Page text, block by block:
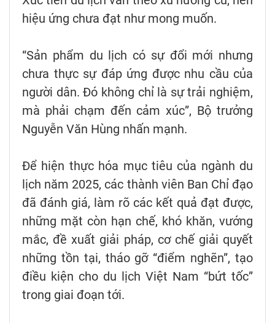
hiệu ứng chưa đạt như mong muốn.
“Sản phẩm du lịch có sự đổi mới nhưng
chưa thực sự đáp ứng được nhu cầu của
người dân. Đó không chỉ là sự trải nghiệm,
mà phải chạm đến cảm xúc”, Bộ trưởng
Nguyễn Văn Hùng nhấn mạnh.
Để hiện thực hóa mục tiêu của ngành du
lịch năm 2025, các thành viên Ban Chỉ đạo
đã đánh giá, làm rõ các kết quả đạt được,
những mặt còn hạn chế, khó khăn, vướng
mắc, đề xuất giải pháp, cơ chế giải quyết
những tồn tại, tháo gỡ “điểm nghẽn”, tạo
điều kiện cho du lịch Việt Nam “bứt tốc”
trong giai đoạn tới.